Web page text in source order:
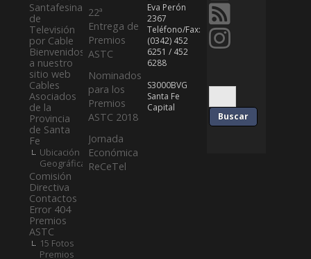
Santafesina
de
Televisión
por Cable
Bienvenidos
a nuestro
sitio web
Cables
Asociados
de la
Provincia
de Santa
Fe
Ubicación
Geográfica
Comisión
Directiva
Contactos
Error 404
Premios
ASTC
15 Fotos
Premios
22ª
Entrega de
Premios
ASTC
Nominados
para los
Premios
ASTC 2018
Jornada
Económica
ReCeTel
Eva Perón
2367
Teléfono/Fax:
(0342) 452
6251 / 452
6288
S3000BVG
Santa Fe
Capital